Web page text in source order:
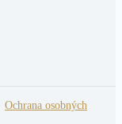
Ochrana osobných